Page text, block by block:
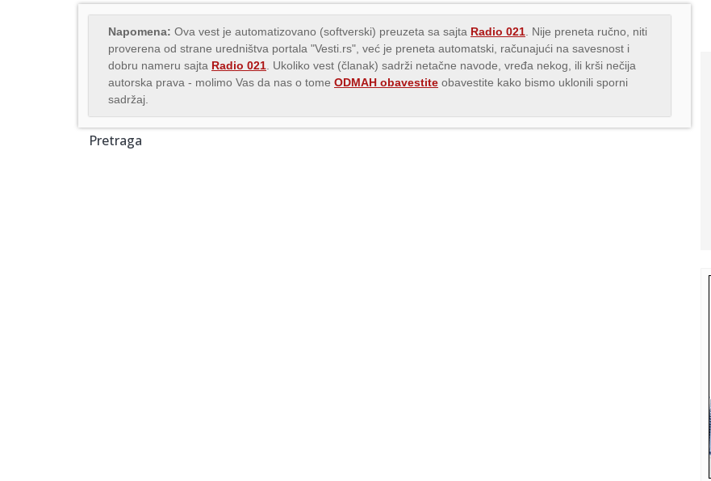
Napomena: Ova vest je automatizovano (softverski) preuzeta sa sajta Radio 021 . Nije preneta ručno, niti
proverena od strane uredništva portala "Vesti.rs", već je preneta automatski, računajući na savesnost i
dobru nameru sajta Radio 021 . Ukoliko vest (članak) sadrži netačne navode, vređa nekog, ili krši nečija
autorska prava - molimo Vas da nas o tome ODMAH obavestite obavestite kako bismo uklonili sporni
sadržaj.
Pretraga